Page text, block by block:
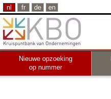
nl fr de en
Nieuwe opzoeking
op nummer